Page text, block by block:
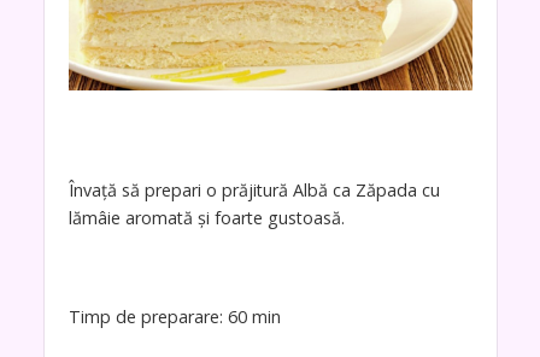
Învaţă să prepari o prăjitură Albă ca Zăpada cu
lămâie aromată și foarte gustoasă.
Timp de preparare: 60 min